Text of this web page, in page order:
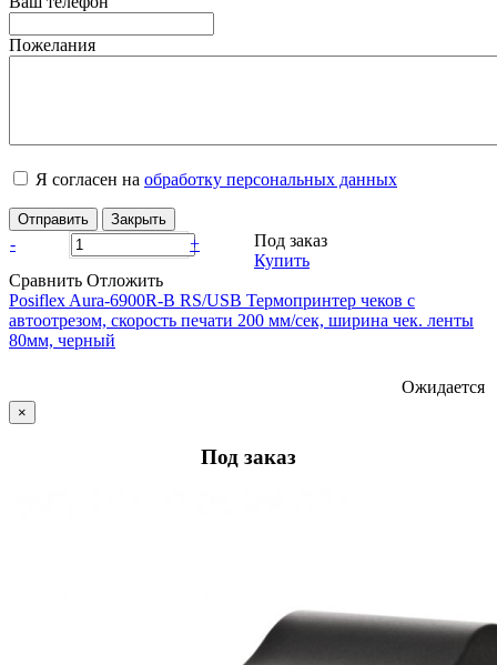
Пожелания
Я согласен на обработку персональных данных
Отправить Закрыть
- +
Под заказ
Купить
Сравнить Отложить
Posiflex Aura-6900R-B RS/USB Термопринтер чеков с
автоотрезом, скорость печати 200 мм/сек, ширина чек. ленты
80мм, черный
Ожидается
×
Под заказ